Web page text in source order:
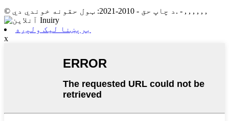
© د چاپ حق - 2010-2021: ټول حقونه خوندي دي. - , , , , , ,
برېښنا لیک ولېږه
x